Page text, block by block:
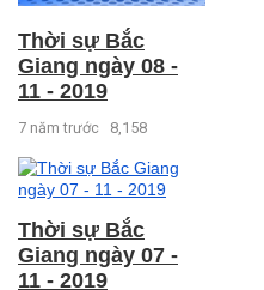
Thời sự Bắc
Giang ngày 08 -
11 - 2019
7 năm trước 8,158
Thời sự Bắc
Giang ngày 07 -
11 - 2019